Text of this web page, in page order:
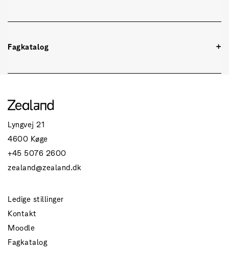
Fagkatalog
fagkataloget.
Se uddannelsens fagkatalog
Lyngvej 21
4600 Køge
+45 5076 2600
zealand@zealand.dk
Ledige stillinger
Kontakt
Moodle
Fagkatalog